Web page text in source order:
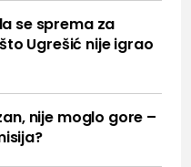
se sprema za
Ugrešić nije igrao
nije moglo gore –